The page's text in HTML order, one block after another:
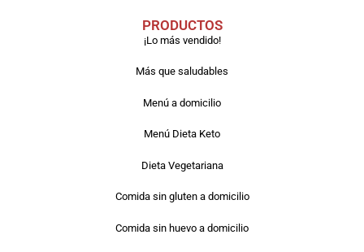
PRODUCTOS
¡Lo más vendido!
Más que saludables
Menú a domicilio
Menú Dieta Keto
Dieta Vegetariana
Comida sin gluten a domicilio
Comida sin huevo a domicilio